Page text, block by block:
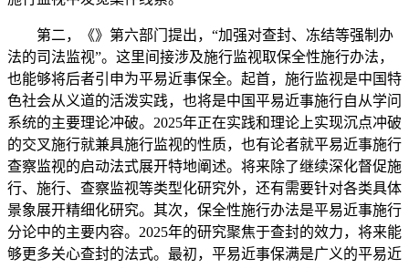
第二，《》第六部门提出，“加强对查封、冻结等强制办
法的司法监视”。这里间接涉及施行监视取保全性施行办法，
也能够将后者引申为平易近事保全。起首，施行监视是中国特
色社会从义道的活泼实践，也将是中国平易近事施行自从学问
系统的主要理论冲破。2025年正在实践和理论上实现沉点冲破
的交叉施行就兼具施行监视的性质，也有论者就平易近事施行
查察监视的启动法式展开特地阐述。将来除了继续深化督促施
行、施行、查察监视等类型化研究外，还有需要针对各类具体
景象展开精细化研究。其次，保全性施行办法是平易近事施行
分论中的主要内容。2025年的研究聚焦于查封的效力，将来能
够更多关心查封的法式。最初，平易近事保满是广义的平易近